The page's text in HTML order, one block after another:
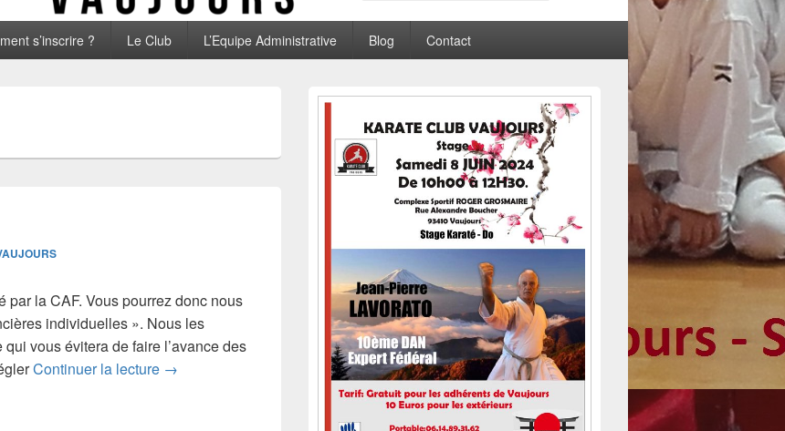
s’inscrire ? Le Club L’Equipe Administrative Blog Contact
la CAF. Vous pourrez donc nous
individuelles ». Nous les
vous évitera de faire l’avance des
Continuer la lecture CAF
→
Zone
widget